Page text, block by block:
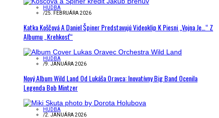
HUDBA
/25. FEBRUÁRA 2026
Katka Koščová A Daniel Špiner Predstavujú Videoklip K Piesni „Vojna Je…“ Z
Albumu „Krehkosť“
HUDBA
/9. JANUÁRA 2026
Nový Album Wild Land Od Lukáša Oravca: Inovatívny Big Band Ocenila
Legenda Bob Mintzer
HUDBA
/2. JANUÁRA 2026